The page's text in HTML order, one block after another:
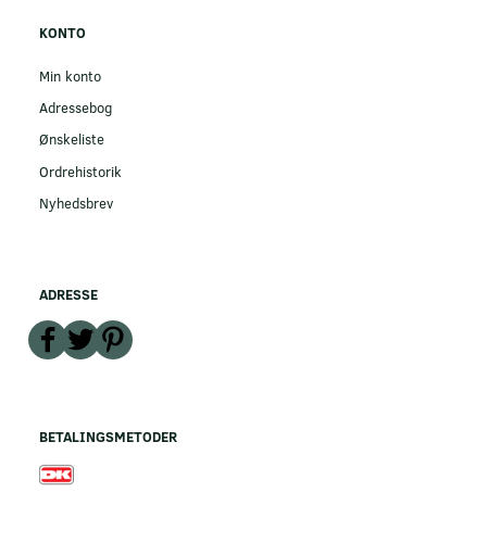
KONTO
Min konto
Adressebog
Ønskeliste
Ordrehistorik
Nyhedsbrev
ADRESSE
BETALINGSMETODER